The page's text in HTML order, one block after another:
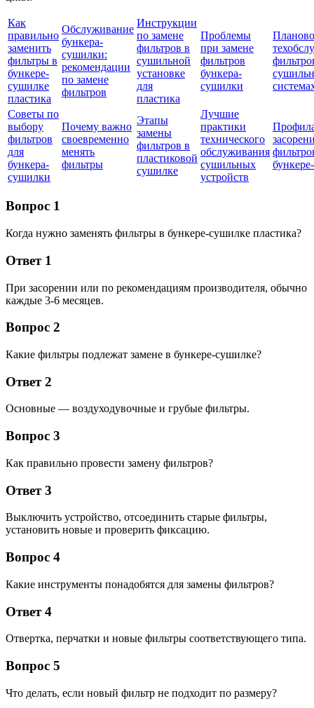
Как
правильно
заменить
фильтры в
бункере-
сушилке
пластика
Обслуживание
бункера-
сушилки:
рекомендации
по замене
фильтров
Инструкции
по замене
фильтров в
сушильной
установке
для
пластика
Проблемы
при замене
фильтров
бункера-
сушилки
Советы по
выбору
фильтров
для
бункера-
сушилки
Почему важно
своевременно
менять
фильтры
Этапы
замены
фильтров в
пластиковой
сушилке
Лучшие
практики
технического
обслуживания
сушильных
устройств
Вопрос 1
Когда нужно заменять фильтры в бункере-сушилке пластика?
Ответ 1
При засорении или по рекомендациям производителя, обычно
каждые 3-6 месяцев.
Вопрос 2
Какие фильтры подлежат замене в бункере-сушилке?
Ответ 2
Основные — воздуходувочные и грубые фильтры.
Вопрос 3
Как правильно провести замену фильтров?
Ответ 3
Выключить устройство, отсоединить старые фильтры,
установить новые и проверить фиксацию.
Вопрос 4
Какие инструменты понадобятся для замены фильтров?
Ответ 4
Отвертка, перчатки и новые фильтры соответствующего типа.
Вопрос 5
Что делать, если новый фильтр не подходит по размеру?